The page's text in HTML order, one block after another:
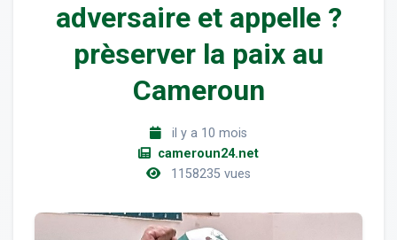
adversaire et appelle ?
prèserver la paix au
Cameroun
il y a 10 mois
cameroun24.net
1158235 vues